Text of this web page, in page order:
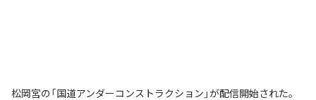
松岡宮の「国道アンダーコンストラクション」が配信開始された。